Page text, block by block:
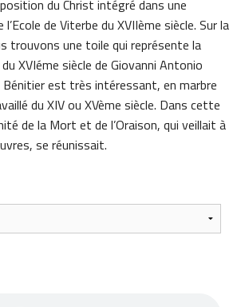
du Christ intégré dans une
de Viterbe du XVIIème siècle. Sur la
trouvons une toile qui représente la
XVIéme siècle de Giovanni Antonio
Bénitier est très intéressant, en marbre
du XIV ou XVème siècle. Dans cette
de la Mort et de l’Oraison, qui veillait à
se réunissait.